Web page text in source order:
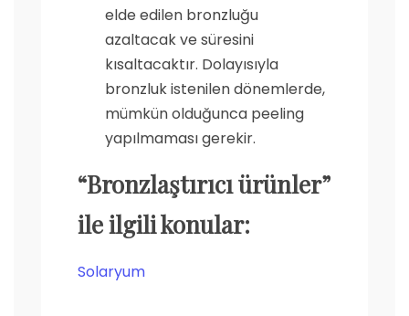
elde edilen bronzluğu
azaltacak ve süresini
kısaltacaktır. Dolayısıyla
bronzluk istenilen dönemlerde,
mümkün olduğunca peeling
yapılmaması gerekir.
“Bronzlaştırıcı ürünler”
ile ilgili konular:
Solaryum